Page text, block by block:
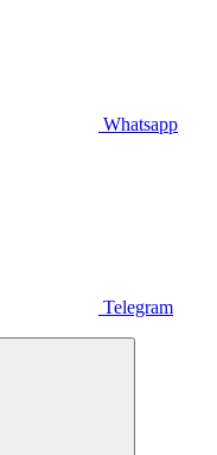
Whatsapp
Telegram